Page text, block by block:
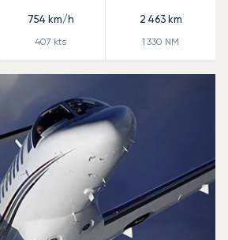
754 km/h
407 kts
2 463km
1 330 NM